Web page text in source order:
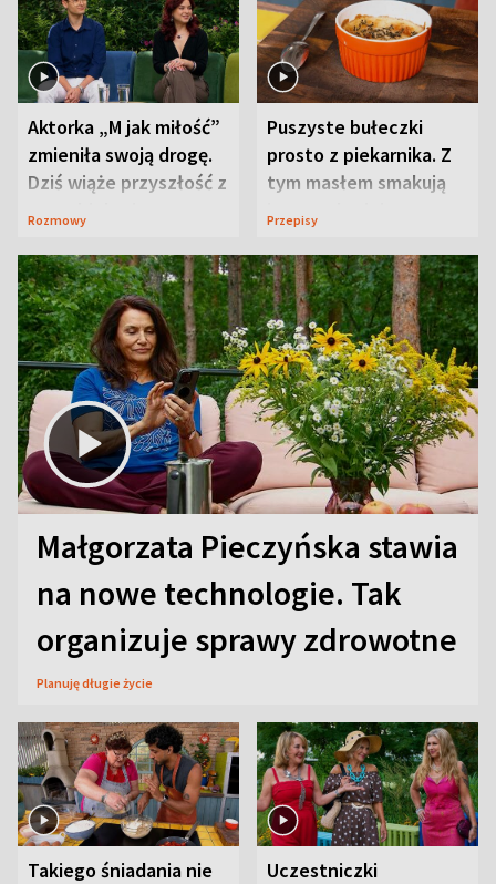
Aktorka „M jak miłość”
zmieniła swoją drogę.
Dziś wiąże przyszłość z
neurobiologią
Rozmowy
Puszyste bułeczki
prosto z piekarnika. Z
tym masłem smakują
jeszcze lepiej
Przepisy
Małgorzata Pieczyńska stawia
na nowe technologie. Tak
organizuje sprawy zdrowotne
Planuję długie życie
Takiego śniadania nie
Uczestniczki